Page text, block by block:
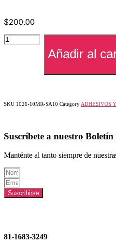
$200.00
Crest,
Boquicrest
Añadir al
SKU 1020-10MR-SA10 Category ADHESIVOS
Suscríbete a nuestro Boletín
Manténte al tanto siempre de
Suscribirse
81-1683-3249